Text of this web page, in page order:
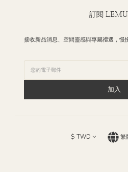
訂閱
接收新品消息、空間靈感與專屬禮遇，慢
加入
$ TWD 繁